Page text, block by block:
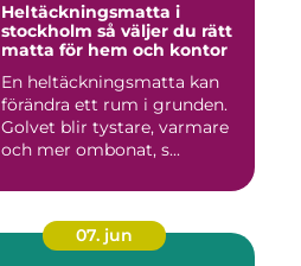
Heltäckningsmatta i
stockholm så väljer du rätt
matta för hem och kontor
En heltäckningsmatta kan
förändra ett rum i grunden.
Golvet blir tystare, varmare
och mer ombonat, s...
07. jun